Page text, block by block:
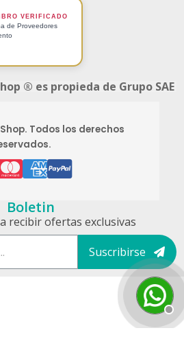
VERIFICADO
de Proveedores
® es propieda de Grupo SAE
Todos los derechos
Boletin
recibir ofertas exclusivas
Suscribirse